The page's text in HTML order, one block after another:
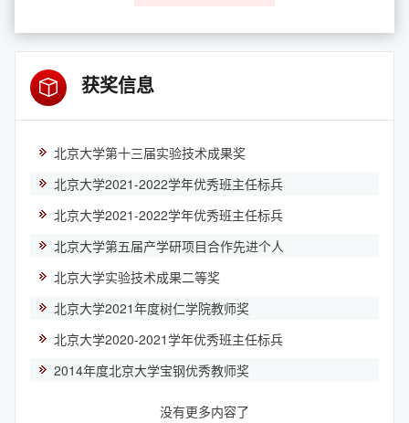
获奖信息
北京大学第十三届实验技术成果奖
北京大学2021-2022学年优秀班主任标兵
北京大学2021-2022学年优秀班主任标兵
北京大学第五届产学研项目合作先进个人
北京大学实验技术成果二等奖
北京大学2021年度树仁学院教师奖
北京大学2020-2021学年优秀班主任标兵
2014年度北京大学宝钢优秀教师奖
没有更多内容了